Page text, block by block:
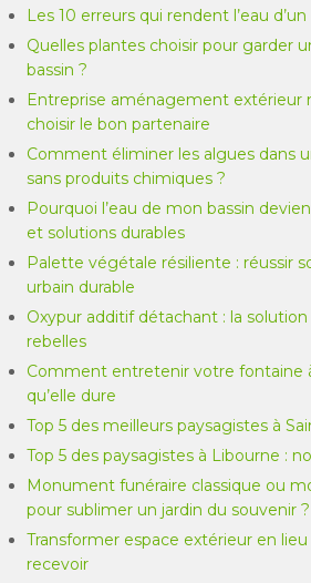
Les 10 erreurs qui rendent l’eau
Quelles plantes choisir pour garder
bassin ?
Entreprise aménagement extérieur
choisir le bon partenaire
Comment éliminer les algues dans
sans produits chimiques ?
Pourquoi l’eau de mon bassin
et solutions durables
Palette végétale résiliente : réussir
urbain durable
Oxypur additif détachant : la
rebelles
Comment entretenir votre fontaine
qu’elle dure
Top 5 des meilleurs paysagistes à
Top 5 des paysagistes à Libourne :
Monument funéraire classique ou
pour sublimer un jardin du souvenir ?
Transformer espace extérieur en
recevoir